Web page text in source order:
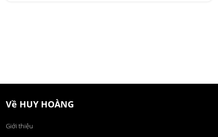
Về HUY HOÀNG
Giới thiệu